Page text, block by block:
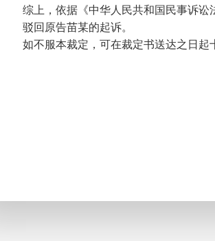
综上，依据《中华人民共和国民事诉讼
驳回原告苗某的起诉。
如不服本裁定，可在裁定书送达之日起